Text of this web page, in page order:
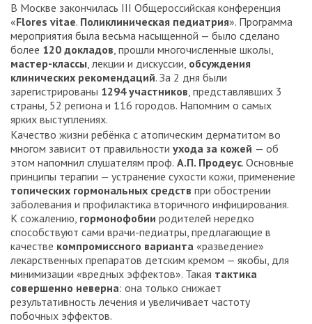
В Москве закончилась III Общероссийская конференция
«Flores vitae. Поликлиническая педиатрия». Программа
мероприятия была весьма насыщенной — было сделано
более 120 докладов, прошли многочисленные школы,
мастер-классы, лекции и дискуссии, обсуждения
клинических рекомендаций. За 2 дня были
зарегистрированы 1294 участников, представлявших 3
страны, 52 региона и 116 городов. Напомним о самых
ярких выступлениях.
Качество жизни ребёнка с атопическим дерматитом во
многом зависит от правильности ухода за кожей — об
этом напомнил слушателям проф. А.П. Продеус. Основные
принципы терапии — устранение сухости кожи, применение
топических гормональных средств при обострении
заболевания и профилактика вторичного инфицирования.
К сожалению, гормонофобии родителей нередко
способствуют сами врачи-педиатры, предлагающие в
качестве компромиссного варианта «разведение»
лекарственных препаратов детским кремом ­— якобы, для
минимизации «вредных эффектов». Такая тактика
совершенно неверна: она только снижает
результативность лечения и увеличивает частоту
побочных эффектов.